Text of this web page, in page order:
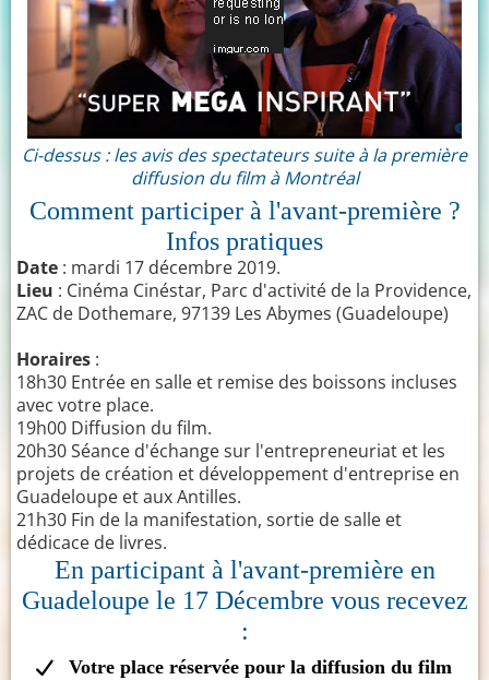
Ci-dessus : les avis des spectateurs suite à la première
diffusion du film à Montréal
Comment participer à l'avant-première ?
Infos pratiques
Date : mardi 17 décembre 2019.
Lieu : Cinéma Cinéstar, Parc d'activité de la Providence,
ZAC de Dothemare, 97139 Les Abymes (Guadeloupe)
Horaires :
18h30 Entrée en salle et remise des boissons incluses
avec votre place.
19h00 Diffusion du film.
20h30 Séance d'échange sur l'entrepreneuriat et les
projets de création et développement d'entreprise en
Guadeloupe et aux Antilles.
21h30 Fin de la manifestation, sortie de salle et
dédicace de livres.
En participant à l'avant-première en
Guadeloupe le 17 Décembre vous recevez
:
Votre place réservée pour la diffusion du film